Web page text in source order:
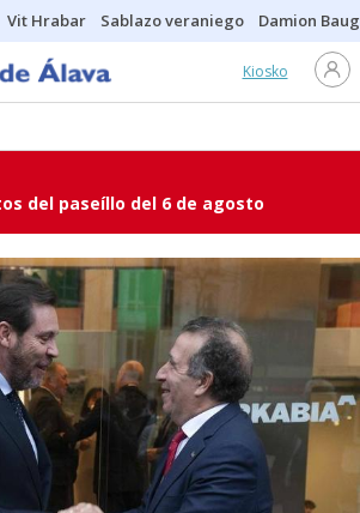
Vit Hrabar Sablazo veraniego Damion
Kiosko
del paseíllo del 6 de agosto